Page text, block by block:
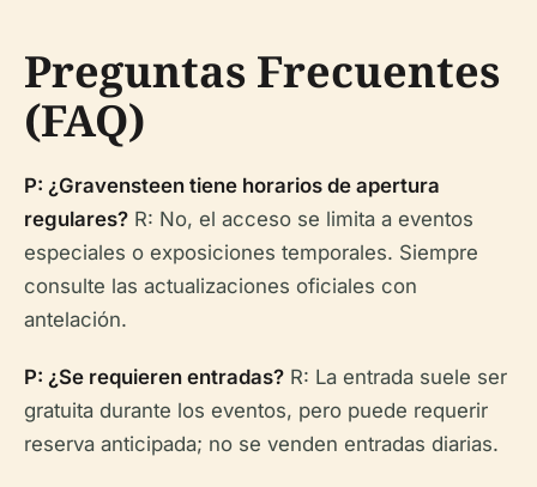
Preguntas Frecuentes
(FAQ)
P: ¿Gravensteen tiene horarios de apertura
regulares? R: No, el acceso se limita a eventos
especiales o exposiciones temporales. Siempre
consulte las actualizaciones oficiales con
antelación.
P: ¿Se requieren entradas? R: La entrada suele ser
gratuita durante los eventos, pero puede requerir
reserva anticipada; no se venden entradas diarias.